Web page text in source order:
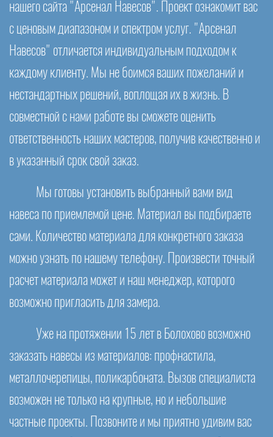
нашего сайта "Арсенал Навесов". Проект ознакомит вас
с ценовым диапазоном и спектром услуг. "Арсенал
Навесов" отличается индивидуальным подходом к
каждому клиенту. Мы не боимся ваших пожеланий и
нестандартных решений, воплощая их в жизнь. В
совместной с нами работе вы сможете оценить
ответственность наших мастеров, получив качественно и
в указанный срок свой заказ.
Мы готовы установить выбранный вами вид
навеса по приемлемой цене. Материал вы подбираете
сами. Количество материала для конкретного заказа
можно узнать по нашему телефону. Произвести точный
расчет материала может и наш менеджер, которого
возможно пригласить для замера.
Уже на протяжении 15 лет в Болохово возможно
заказать навесы из материалов: профнастила,
металлочерепицы, поликарбоната. Вызов специалиста
возможен не только на крупные, но и небольшие
частные проекты. Позвоните и мы приятно удивим вас